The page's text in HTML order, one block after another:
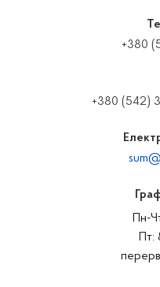
+380
+380 (542)
Пн-